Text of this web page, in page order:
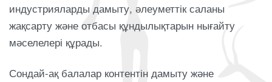
индустрияларды дамыту, әлеуметтік саланы
жақсарту және отбасы құндылықтарын нығайту
мәселелері құрады.
Сондай-ақ балалар контентін дамыту және